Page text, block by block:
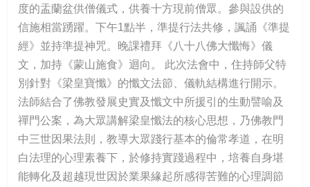
度的盂蘭盆供僧儀式，供養十方現前僧眾。參與設供的
信施相當踴躍。下午1點半，準提行法共修，諷誦《準提
經》並持準提神咒。晚課禮拜《八十八佛大懺悔》儀
文，加持《蒙山施食》迴向。 此次法會中，住持師父特
別針對《梁皇寶懺》的懺文法節、儀軌結構進行開示。
法師結合了佛教發展史實及懺文中所援引的生動譬喻及
禪門公案，為大眾講解梁皇懺法的核心思想，乃佛教門
中三世因果法則，教導大眾踐行基本的倫常孝道，在明
白法理的心理素養下，於修持實踐過程中，培養自身堪
能轉化及超越現世因於業果緣起所感得苦難的心理調節